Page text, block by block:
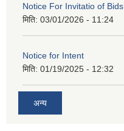
Notice For Invitatio of Bids
मिति: 03/01/2026 - 11:24
Notice for Intent
मिति: 01/19/2025 - 12:32
अन्य